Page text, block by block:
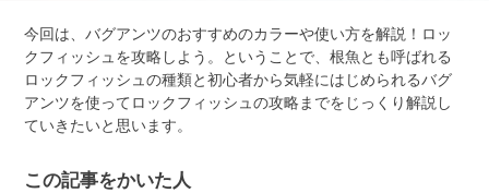
今回は、バグアンツのおすすめのカラーや使い方を解説！ロッ
クフィッシュを攻略しよう。ということで、根魚とも呼ばれる
ロックフィッシュの種類と初心者から気軽にはじめられるバグ
アンツを使ってロックフィッシュの攻略までをじっくり解説し
ていきたいと思います。
この記事をかいた人